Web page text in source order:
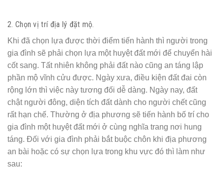
2. Chọn vị trí địa lý đặt mộ.
Khi đã chọn lựa được thời điểm tiến hành thì người trong
gia đình sẽ phải chọn lựa một huyệt đất mới để chuyển hài
cốt sang. Tất nhiên không phải đất nào cũng an táng lập
phần mộ vĩnh cửu được. Ngày xưa, điều kiện đất đai còn
rộng lớn thì việc này tương đối dễ dàng. Ngày nay, đất
chật người đông, diện tích đất dành cho người chết cũng
rất hạn chế. Thường ở địa phương sẽ tiến hành bố trí cho
gia đình một huyệt đất mới ở cùng nghĩa trang nơi hung
táng. Đối với gia đình phải bắt buộc chôn khi địa phương
an bài hoặc có sự chọn lựa trong khu vực đó thì làm như
sau: